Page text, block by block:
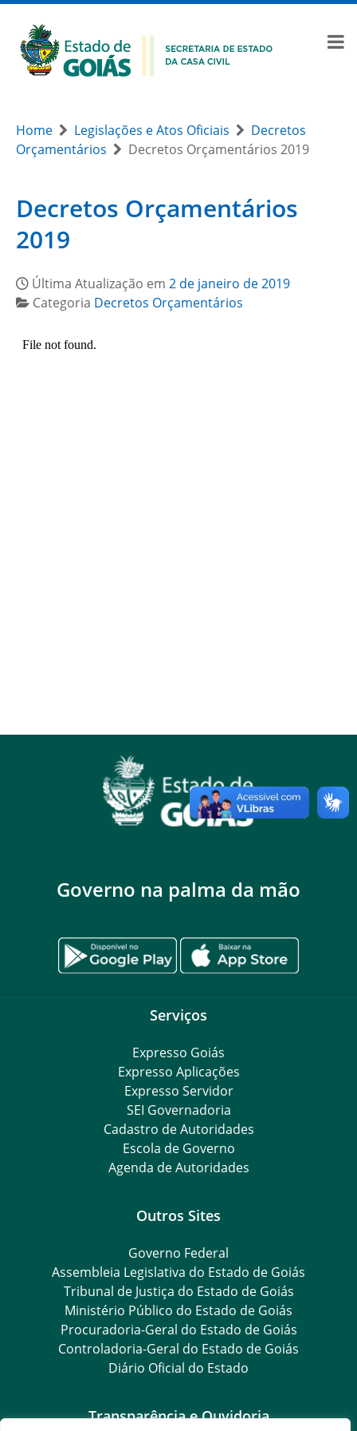
Home Legislações e Atos Oficiais
Decretos
Orçamentários
Decretos Orçamentários 2019
Decretos Orçamentários
2019
Última Atualização em 2 de janeiro de 2019
Categoria Decretos Orçamentários
Governo na palma da mão
Serviços
Expresso Goiás
Expresso Aplicações
Expresso Servidor
SEI Governadoria
Cadastro de Autoridades
Escola de Governo
Agenda de Autoridades
Outros Sites
Governo Federal
Assembleia Legislativa do Estado de Goiás
Tribunal de Justiça do Estado de Goiás
Ministério Público do Estado de Goiás
Procuradoria-Geral do Estado de Goiás
Controladoria-Geral do Estado de Goiás
Diário Oficial do Estado
Transparência e Ouvidoria